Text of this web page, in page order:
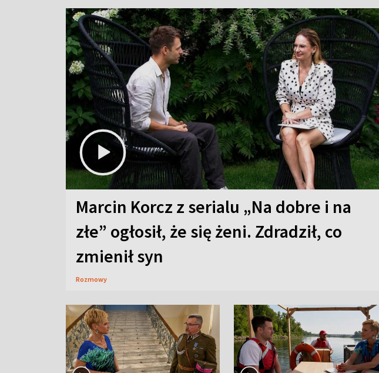
Marcin Korcz z serialu „Na dobre i na
złe” ogłosił, że się żeni. Zdradził, co
zmienił syn
Rozmowy